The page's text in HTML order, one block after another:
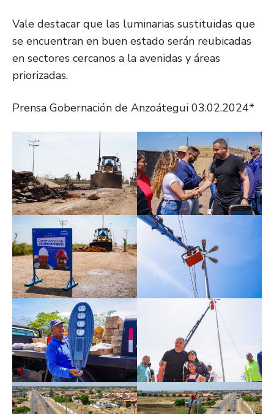
Vale destacar que las luminarias sustituidas que
se encuentran en buen estado serán reubicadas
en sectores cercanos a la avenidas y áreas
priorizadas.
Prensa Gobernación de Anzoátegui 03.02.2024*